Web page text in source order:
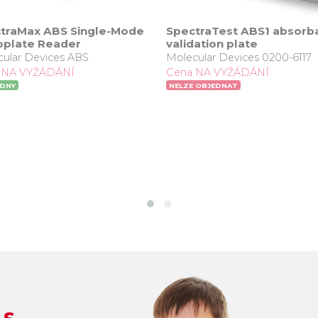
ABS Single-Mode
Reader
Devices ABS
VYŽÁDÁNÍ
SpectraTest ABS1
validation plate
Molecular Devices 0200-6117
Cena NA VYŽÁDÁNÍ
NELZE OBJEDNAT